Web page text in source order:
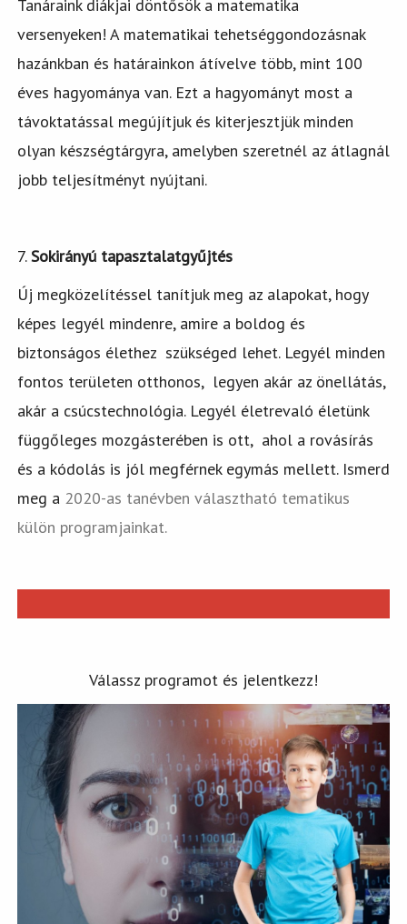
Tanáraink diákjai döntősök a matematika
versenyeken! A matematikai tehetséggondozásnak
hazánkban és határainkon átívelve több, mint 100
éves hagyománya van. Ezt a hagyományt most a
távoktatással megújítjuk és kiterjesztjük minden
olyan készségtárgyra, amelyben szeretnél az átlagnál
jobb teljesítményt nyújtani.
7.Sokirányú tapasztalatgyűjtés
Új megközelítéssel tanítjuk meg az alapokat, hogy
képes legyél mindenre, amire a boldog és
biztonságos élethez szükséged lehet. Legyél minden
fontos területen otthonos, legyen akár az önellátás,
akár a csúcstechnológia. Legyél életrevaló életünk
függőleges mozgásterében is ott, ahol a rovásírás
és a kódolás is jól megférnek egymás mellett. Ismerd
meg a2020-as tanévben választható tematikus
külön programjainkat.
Válassz programot és jelentkezz!